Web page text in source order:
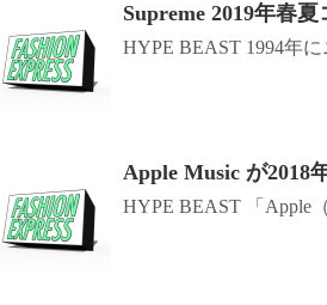
Supreme 2019年春
HYPE BEAST 1994年
Apple Music が2018
HYPE BEAST 「Apple